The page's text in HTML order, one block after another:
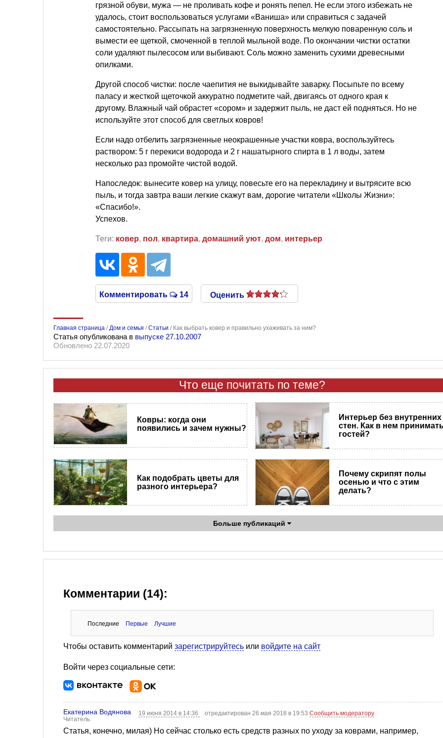
грязной обуви, мужа — не проливать кофе и ронять пепел. Не если этого избежать не
удалось, стоит воспользоваться услугами «Ваниша» или справиться с задачей
самостоятельно. Рассыпать на загрязненную поверхность мелкую поваренную соль и
вымести ее щеткой, смоченной в теплой мыльной воде. По окончании чистки остатки
соли удаляют пылесосом или выбивают. Соль можно заменить сухими древесными
опилками.
Другой способ чистки: после чаепития не выкидывайте заварку. Посыпьте по всему
паласу и жесткой щеточкой аккуратно подметите чай, двигаясь от одного края к
другому. Влажный чай обрастет «сором» и задержит пыль, не даст ей подняться. Но не
используйте этот способ для светлых ковров!
Если надо отбелить загрязненные неокрашенные участки ковра, воспользуйтесь
раствором: 5 г перекиси водорода и 2 г нашатырного спирта в 1 л воды, затем
несколько раз промойте чистой водой.
Напоследок: вынесите ковер на улицу, повесьте его на перекладину и вытрясите всю
пыль, и тогда завтра ваши легкие скажут вам, дорогие читатели «Школы Жизни»:
«Спасибо!».
Успехов.
Теги: ковер, пол, квартира, домашний уют, дом, интерьер
Комментировать 14 Оценить
Главная страница / Дом и семья /Статьи / Как выбрать ковер и правильно ухаживать за ним?
Статья опубликована в выпуске 27.10.2007
Обновлено 22.07.2020
Что еще почитать по теме?
Ковры: когда они
появились и зачем нужны?
Интерьер без внутренних
стен. Как в нем
гостей?
Как подобрать цветы для
разного интерьера?
Почему скрипят полы
осенью и что с этим
делать?
Больше публикаций
Комментарии (14):
Последние Первые Лучшие
Чтобы оставить комментарий зарегистрируйтесь или войдите на сайт
Войти через социальные сети:
Екатерина Водянова
Читатель
19 июня 2014 в 14:36 отредактирован 26 мая 2018 в 19:53Сообщить модератору
Статья, конечно, милая) Но сейчас столько есть средств разных по уходу за коврами, например,